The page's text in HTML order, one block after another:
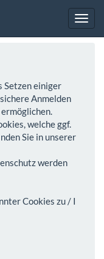
Setzen einiger
Anmelden
welche ggf.
Sie in unserer
werden
Cookies zu / I